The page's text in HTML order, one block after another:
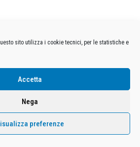
sito utilizza i cookie tecnici, per le statistiche e
Accetta
Nega
preferenze